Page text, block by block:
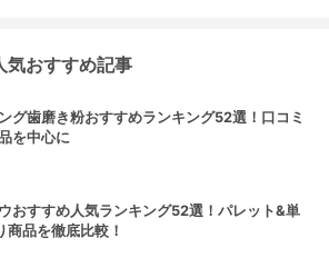
気おすすめ記事
グ歯磨き粉おすすめランキング52選！口コミ
を中心に
おすすめ人気ランキング52選！パレット&単
商品を徹底比較！